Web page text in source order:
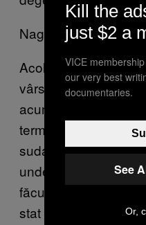
Nagi din Sudan
Acolo l-am cunoscut
vârstă de 31 de ani
acum trei ani. Mi-a
terminat școala
sudaneză la
unde și-a luat
făcut un master în
stat în Khartoum, a
Kill the
just $2 a
VICE
our very best
documentaries.
See
Or,